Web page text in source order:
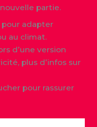
partie.
adapter
au climat.
d’une version
plus d’infos sur
pour rassurer